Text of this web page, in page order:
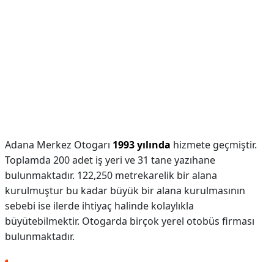
Adana Merkez Otogarı 1993 yılında hizmete geçmiştir.
Toplamda 200 adet iş yeri ve 31 tane yazıhane
bulunmaktadır. 122,250 metrekarelik bir alana
kurulmuştur bu kadar büyük bir alana kurulmasının
sebebi ise ilerde ihtiyaç halinde kolaylıkla
büyütebilmektir. Otogarda birçok yerel otobüs firması
bulunmaktadır.